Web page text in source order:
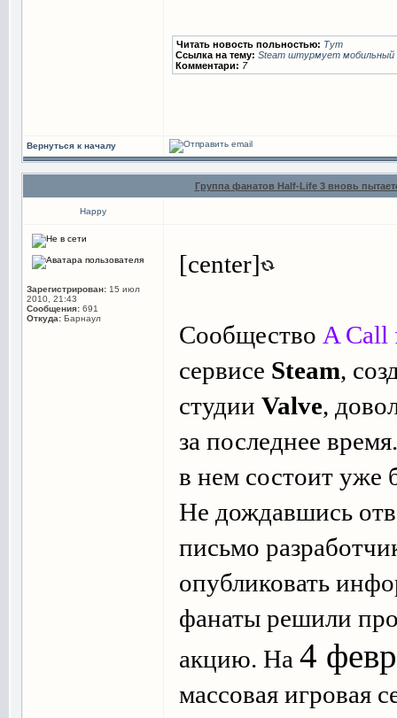
Читать новость польностью: Тут
Ссылка на тему: Steam штурмует
Комментари: 7
Вернуться к началу
Группа фанатов Half-Life 3 вновь
Happy
Зарегистрирован: 15 июл
2010, 21:43
Сообщения: 691
Откуда: Барнаул
[center]
Сообщество A Call
сервисе Steam,
студии Valve,
за последнее
в нем состоит уже
Не дождавшись
письмо
опубликовать
фанаты решили
акцию. На 4
массовая игровая